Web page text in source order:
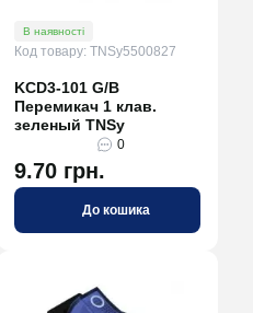
В наявності
Код товару: TNSy5500827
KCD3-101 G/B
Перемикач 1 клав.
зеленый TNSy
0
9.70 грн.
До кошика